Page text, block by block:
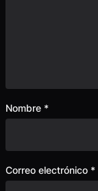
Nombre *
Correo electrónico *